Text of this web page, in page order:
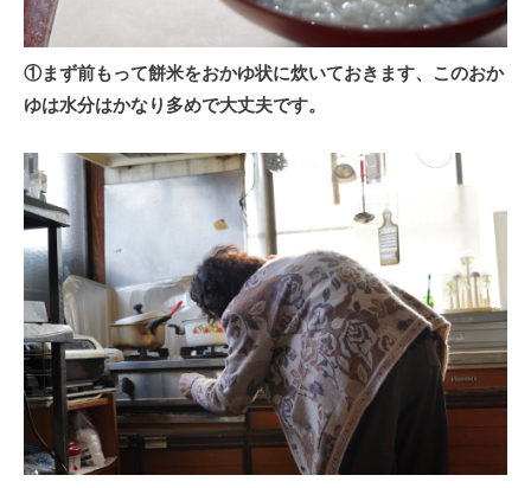
①まず前もって餅米をおかゆ状に炊いておきます、このおか
ゆは水分はかなり多めで大丈夫です。